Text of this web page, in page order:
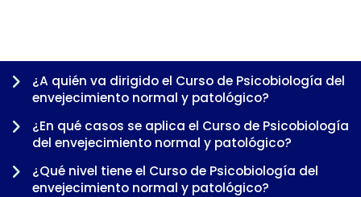
¿A quién va dirigido el Curso de Psicobiología del
envejecimiento normal y patológico?
¿En qué casos se aplica el Curso de Psicobiología
del envejecimiento normal y patológico?
¿Qué nivel tiene el Curso de Psicobiología del
envejecimiento normal y patológico?